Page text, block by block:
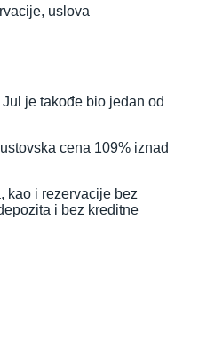
uslova
je takođe bio jedan od
cena 109% iznad
kao i rezervacije bez
i bez kreditne